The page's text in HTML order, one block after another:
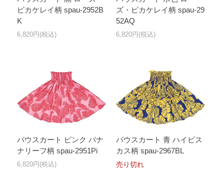
ピカケレイ柄 spau-2952B
K
6,820円(税込)
ズ・ピカケレイ柄 spau-29
52AQ
6,820円(税込)
パウスカート ピンク バナ
ナリーフ柄 spau-2951Pi
6,820円(税込)
パウスカート 青 ハイビス
カス柄 spau-2967BL
売り切れ